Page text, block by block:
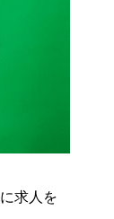
求人を